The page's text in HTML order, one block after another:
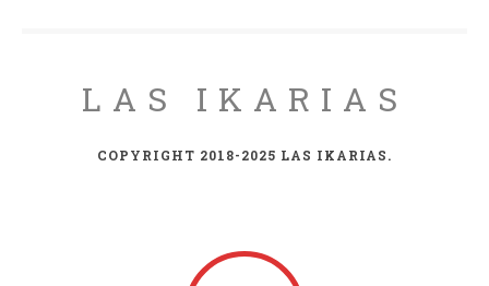
LAS IKARIAS
COPYRIGHT 2018-2025 LAS IKARIAS.